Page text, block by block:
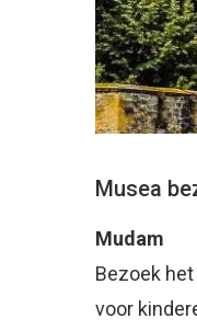
Musea
Mudam
Bezoek het
voor